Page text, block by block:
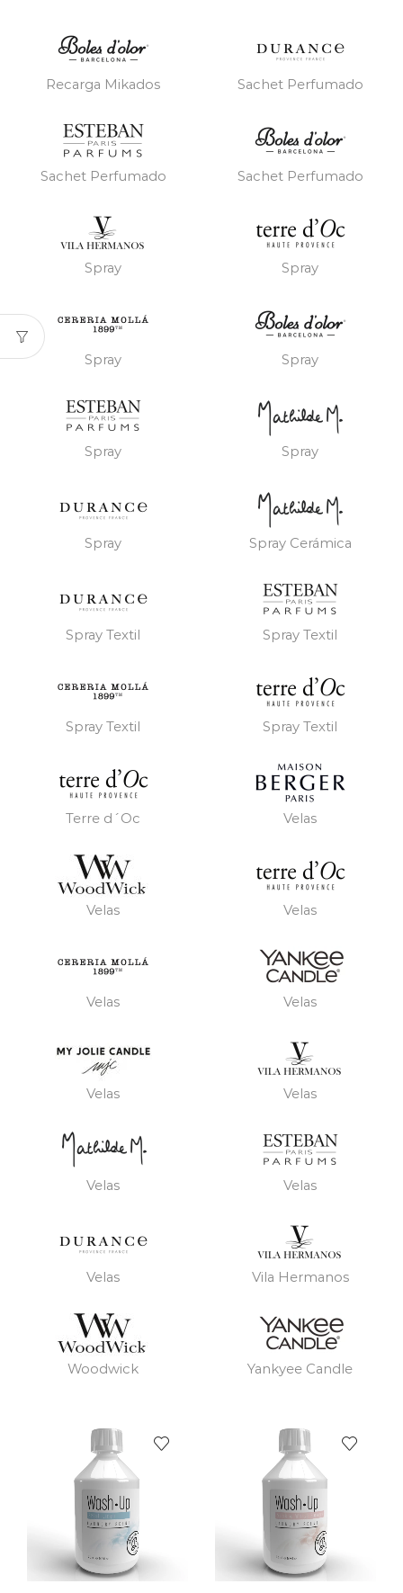
Recarga Mikados Sachet Perfumado
Sachet Perfumado Sachet Perfumado
Spray Spray
Spray Spray
Spray Spray
Spray Spray Cerámica
Spray Textil Spray Textil
Spray Textil Spray Textil
Terre d´Oc Velas
Velas Velas
Velas Velas
Velas Velas
Velas Velas
Velas Vila Hermanos
Woodwick Yankyee Candle